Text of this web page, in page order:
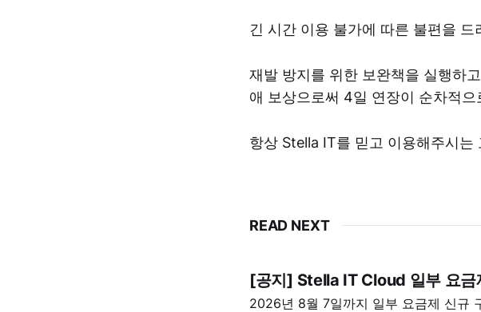
긴 시간 이용 불가에 따른 불편을 드
재발 방지를 위한 보완책을 실행하
애 보상으로써 4일 연장이 순차적
항상 Stella IT를 믿고 이용해주시는
READ NEXT
[공지] Stella IT Cloud 일부 요
2026년 8월 7일까지 일부 요금제 신규